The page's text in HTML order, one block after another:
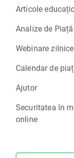
Articole
Analize de Piață
Webinare zilnice
Calendar de
Ajutor
Securitatea în
online